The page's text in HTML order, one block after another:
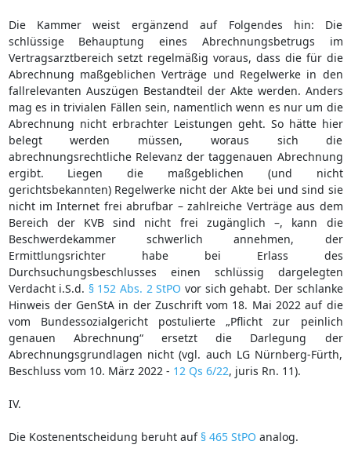
Die Kammer weist ergänzend auf Folgendes hin: Die
schlüssige Behauptung eines Abrechnungsbetrugs im
Vertragsarztbereich setzt regelmäßig voraus, dass die für die
Abrechnung maßgeblichen Verträge und Regelwerke in den
fallrelevanten Auszügen Bestandteil der Akte werden. Anders
mag es in trivialen Fällen sein, namentlich wenn es nur um die
Abrechnung nicht erbrachter Leistungen geht. So hätte hier
belegt werden müssen, woraus sich die
abrechnungsrechtliche Relevanz der taggenauen Abrechnung
ergibt. Liegen die maßgeblichen (und nicht
gerichtsbekannten) Regelwerke nicht der Akte bei und sind sie
nicht im Internet frei abrufbar – zahlreiche Verträge aus dem
Bereich der KVB sind nicht frei zugänglich –, kann die
Beschwerdekammer schwerlich annehmen, der
Ermittlungsrichter habe bei Erlass des
Durchsuchungsbeschlusses einen schlüssig dargelegten
Verdacht i.S.d. § 152 Abs. 2 StPO vor sich gehabt. Der schlanke
Hinweis der GenStA in der Zuschrift vom 18. Mai 2022 auf die
vom Bundessozialgericht postulierte „Pflicht zur peinlich
genauen Abrechnung“ ersetzt die Darlegung der
Abrechnungsgrundlagen nicht (vgl. auch LG Nürnberg-Fürth,
Beschluss vom 10. März 2022 - 12 Qs 6/22, juris Rn. 11).
IV.
Die Kostenentscheidung beruht auf § 465 StPO analog.